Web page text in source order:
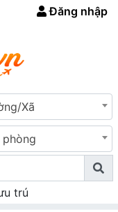
Đăng nhập
Xã
phòng
trú